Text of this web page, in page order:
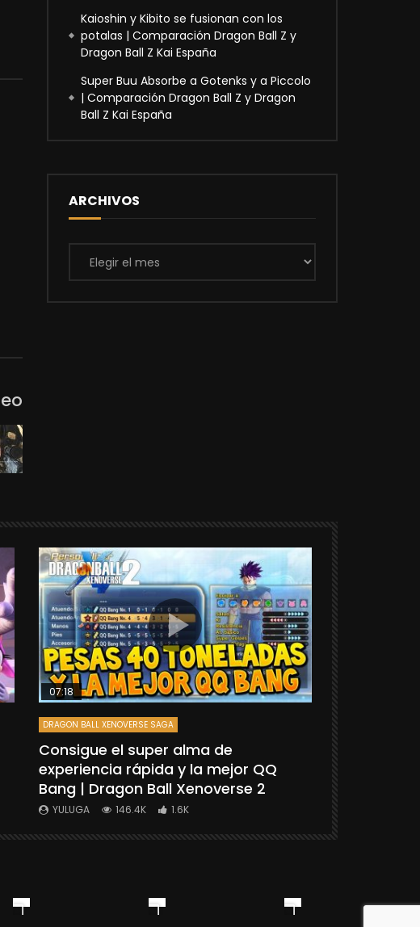
Kaioshin y Kibito se fusionan con los
potalas | Comparación Dragon Ball Z y
Dragon Ball Z Kai España
Super Buu Absorbe a Gotenks y a Piccolo
| Comparación Dragon Ball Z y Dragon
Ball Z Kai España
ARCHIVOS
Archivos
07:18
DRAGON BALL XENOVERSE SAGA
Consigue el super alma de
experiencia rápida y la mejor QQ
Bang | Dragon Ball Xenoverse 2
YULUGA 146.4K 1.6K
[TUTORIAL]
“GOKU
BALL